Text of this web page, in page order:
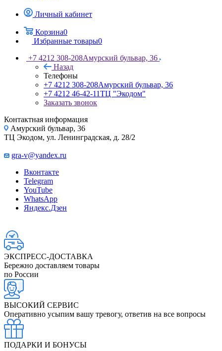
Личный кабинет
Корзина0
Избранные товары0
+7 4212 308-208Амурский бульвар, 36
Назад
Телефоны
+7 4212 308-208Амурский бульвар, 36
+7 4212 46-42-11ТЦ "Экодом"
Заказать звонок
Контактная информация
Амурский бульвар, 36
ТЦ Экодом, ул. Ленинградская, д. 28/2
gra-v@yandex.ru
Вконтакте
Telegram
YouTube
WhatsApp
Яндекс.Дзен
ЭКСПРЕСС-ДОСТАВКА
Бережно доставляем товары
по России
ВЫСОКИЙ СЕРВИС
Оперативно усыпим вашу тревогу, ответив на все вопросы
ПОДАРКИ И БОНУСЫ